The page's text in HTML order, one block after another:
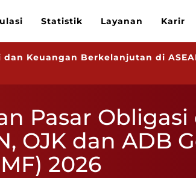
Statistik Layanan Karir
Keuangan Berkelanjutan di
Pasar Obligasi
OJK dan ADB
2026